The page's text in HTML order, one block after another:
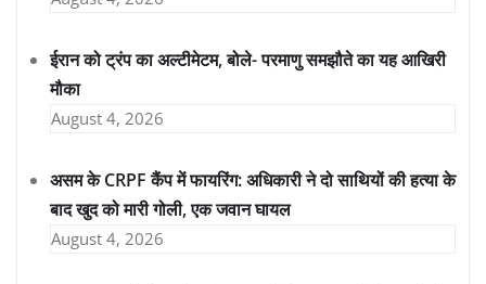
ईरान को ट्रंप का अल्टीमेटम, बोले- परमाणु समझौते का यह आखिरी
मौका
August 4, 2026
असम के CRPF कैंप में फायरिंग: अधिकारी ने दो साथियों की हत्या के
बाद खुद को मारी गोली, एक जवान घायल
August 4, 2026